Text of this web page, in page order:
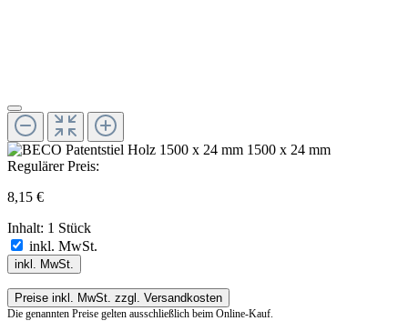
Regulärer Preis:
8,15 €
Inhalt: 1 Stück
inkl. MwSt.
inkl. MwSt.
Preise inkl. MwSt. zzgl. Versandkosten
Die genannten Preise gelten ausschließlich beim Online-Kauf.